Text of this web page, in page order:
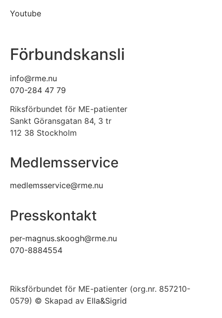
Youtube
Förbundskansli
info@rme.nu
070-284 47 79
Riksförbundet för ME-patienter
Sankt Göransgatan 84, 3 tr
112 38 Stockholm
Medlemsservice
medlemsservice@rme.nu
Presskontakt
per-magnus.skoogh@rme.nu
070-8884554
Riksförbundet för ME-patienter (org.nr. 857210-
0579) © Skapad av Ella&Sigrid